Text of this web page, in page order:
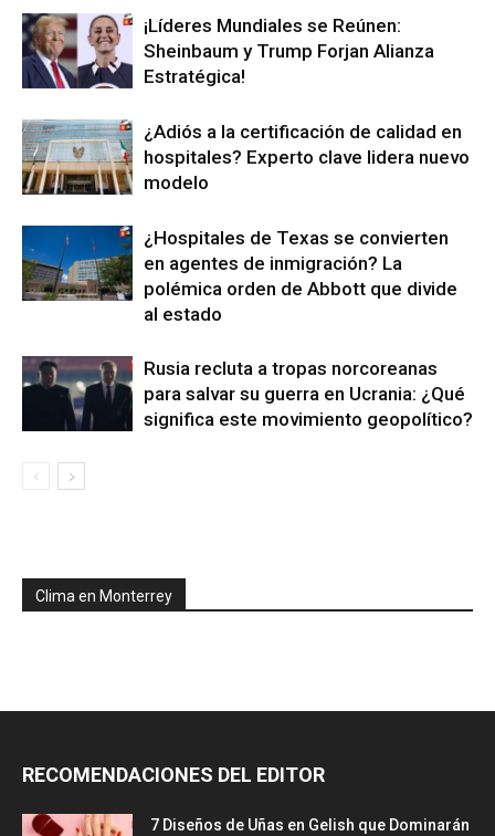
¡Líderes Mundiales se Reúnen:
Sheinbaum y Trump Forjan Alianza
Estratégica!
¿Adiós a la certificación de calidad en
hospitales? Experto clave lidera nuevo
modelo
¿Hospitales de Texas se convierten
en agentes de inmigración? La
polémica orden de Abbott que divide
al estado
Rusia recluta a tropas norcoreanas
para salvar su guerra en Ucrania: ¿Qué
significa este movimiento geopolítico?
Clima en Monterrey
RECOMENDACIONES DEL EDITOR
7 Diseños de Uñas en Gelish que Dominarán